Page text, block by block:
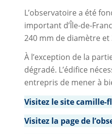
L’observatoire a été
important d’Île-de-
240 mm de diamètre et
À l’exception de la
dégradé. L’édifice
entrepris de mener à
Visitez le site camille-
Visitez la page de